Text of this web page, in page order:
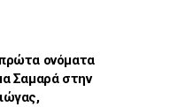
ονόματα
Σαμαρά στην